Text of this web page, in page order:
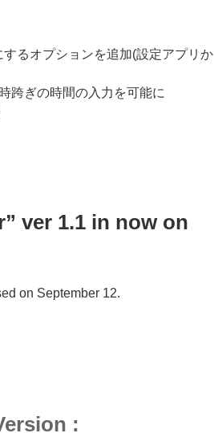
るオプションを追加(設定アプリか
跨ぎの時間の入力を可能に
ver 1.1 in now on
on September 12.
: